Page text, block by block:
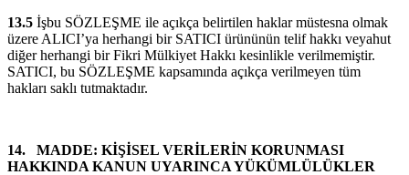
13.5 İşbu SÖZLEŞME ile açıkça belirtilen haklar müstesna olmak
üzere ALICI’ya herhangi bir SATICI ürününün telif hakkı veyahut
diğer herhangi bir Fikri Mülkiyet Hakkı kesinlikle verilmemiştir.
SATICI, bu SÖZLEŞME kapsamında açıkça verilmeyen tüm
hakları saklı tutmaktadır.
14. MADDE: KİŞİSEL VERİLERİN KORUNMASI
HAKKINDA KANUN UYARINCA YÜKÜMLÜLÜKLER